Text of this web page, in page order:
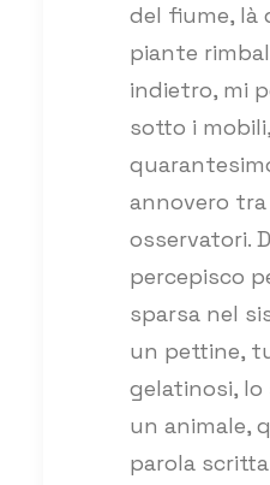
del fiume, là
piante
indietro, mi
sotto i
annovero
osservatori.
percepisco
sparsa nel
un pettine,
gelatinosi,
un animale,
parola